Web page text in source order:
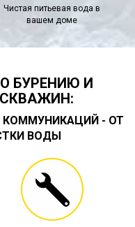
Чистая питьевая вода в
вашем доме
БУРЕНИЮ И
КОММУНИКАЦИЙ - ОТ
ВОДЫ